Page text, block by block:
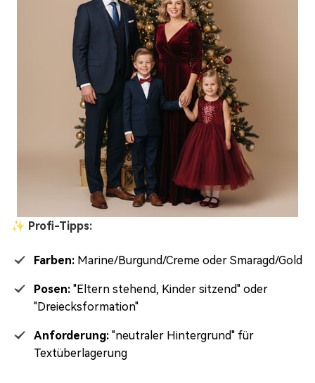
✨ Profi-Tipps:
Farben: Marine/Burgund/Creme oder Smaragd/Gold
Posen: "Eltern stehend, Kinder sitzend" oder
"Dreiecksformation"
Anforderung: "neutraler Hintergrund" für
Textüberlagerung